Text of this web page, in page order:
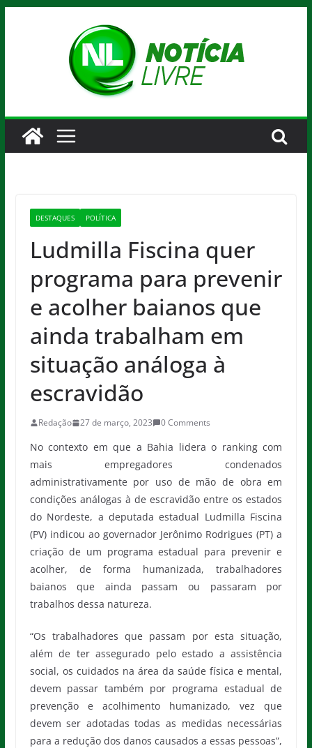
DESTAQUES POLÍTICA
Ludmilla Fiscina quer
programa para prevenir
e acolher baianos que
ainda trabalham em
situação análoga à
escravidão
Redação 27 de março, 2023 0 Comments
No contexto em que a Bahia lidera o ranking com
mais empregadores condenados
administrativamente por uso de mão de obra em
condições análogas à de escravidão entre os estados
do Nordeste, a deputada estadual Ludmilla Fiscina
(PV) indicou ao governador Jerônimo Rodrigues (PT) a
criação de um programa estadual para prevenir e
acolher, de forma humanizada, trabalhadores
baianos que ainda passam ou passaram por
trabalhos dessa natureza.
“Os trabalhadores que passam por esta situação,
além de ter assegurado pelo estado a assistência
social, os cuidados na área da saúde física e mental,
devem passar também por programa estadual de
prevenção e acolhimento humanizado, vez que
devem ser adotadas todas as medidas necessárias
para a redução dos danos causados a essas pessoas”,